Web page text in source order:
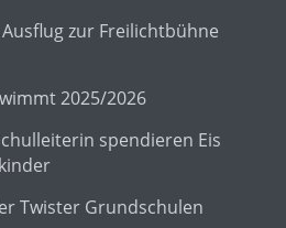
zur Freilichtbühne
2025/2026
spendieren Eis
Twister Grundschulen